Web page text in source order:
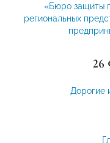
«Бюро защиты
региональных
26
Дорогие